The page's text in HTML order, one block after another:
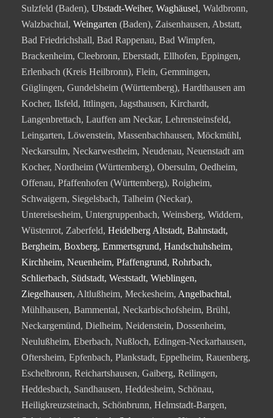
Sulzfeld (Baden), Ubstadt-Weiher, Waghäusel, Waldbronn,
Walzbachtal, Weingarten (Baden), Zaisenhausen, Abstatt,
Bad Friedrichshall, Bad Rappenau, Bad Wimpfen,
Brackenheim, Cleebronn, Eberstadt, Ellhofen, Eppingen,
Erlenbach (Kreis Heilbronn), Flein, Gemmingen,
Güglingen, Gundelsheim (Württemberg), Hardthausen am
Kocher, Ilsfeld, Ittlingen, Jagsthausen, Kirchardt,
Langenbrettach, Lauffen am Neckar, Lehrensteinsfeld,
Leingarten, Löwenstein, Massenbachhausen, Möckmühl,
Neckarsulm, Neckarwestheim, Neudenau, Neuenstadt am
Kocher, Nordheim (Württemberg), Obersulm, Oedheim,
Offenau, Pfaffenhofen (Württemberg), Roigheim,
Schwaigern, Siegelsbach, Talheim (Neckar),
Untereisesheim, Untergruppenbach, Weinsberg, Widdern,
Wüstenrot, Zaberfeld, Heidelberg Altstadt, Bahnstadt,
Bergheim, Boxberg, Emmertsgrund, Handschuhsheim,
Kirchheim, Neuenheim, Pfaffengrund, Rohrbach,
Schlierbach, Südstadt, Weststadt, Wieblingen,
Ziegelhausen, Altlußheim, Meckesheim, Angelbachtal,
Mühlhausen, Bammental, Neckarbischofsheim, Brühl,
Neckargemünd, Dielheim, Neidenstein, Dossenheim,
Neulußheim, Eberbach, Nußloch, Edingen-Neckarhausen,
Oftersheim, Epfenbach, Plankstadt, Eppelheim, Rauenberg,
Eschelbronn, Reichartshausen, Gaiberg, Reilingen,
Heddesbach, Sandhausen, Heddesheim, Schönau,
Heiligkreuzsteinach, Schönbrunn, Helmstadt-Bargen,